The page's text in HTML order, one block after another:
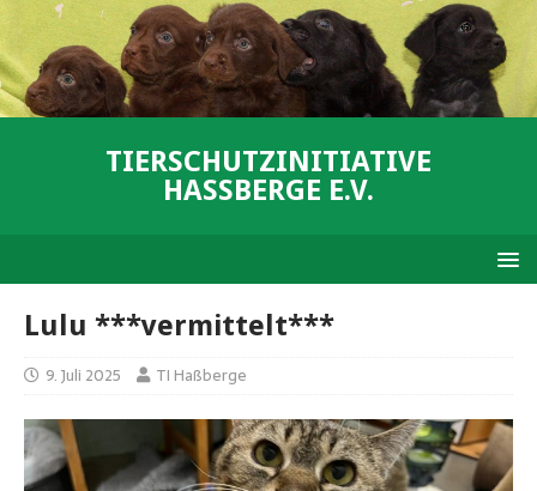
TIERSCHUTZINITIATIVE
HASSBERGE E.V.
Lulu ***vermittelt***
9. Juli 2025 TI Haßberge